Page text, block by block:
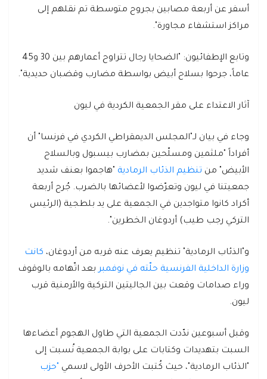
أسفر عن أربعة مصابين بجروح متوسطة تم نقلهم إلى
مراكز استشفاء مجاورة".
وتابع الإطفائيون: "الضحايا رجال تتراوح أعمارهم بين 30 و45
عاماً، جرحوا بسلاح أبيض بواسطة مضارب وقضبان حديدية".
آثار الاعتداء على مقر الجمعية الكردية في ليون
وجاء في بيان لـ"المجلس الديمقراطي الكردي في فرنسا" أن
أفراداً "ملثمين ومسلّحين بمضارب بيسبول وبالسلاح
الأبيض" من تنظيم الذئاب الرمادية "هاجموا بعنف شديد
جمعيتنا في ليون وتعرّضوا لأعضائها بالضرب. جُرح أربعة
أكراد كانوا متواجدين في الجمعية على يد بلطجية (الرئيس
التركي رجب طيب) أردوغان الخطرين".
و"الذئاب الرمادية" تنظيم يعرف عنه قربه من أردوغان، كانت
وزارة الداخلية الفرنسية حلّته في نوفمبربعد اتّهامه بالوقوف
وراء صدامات وقعت بين الجاليتين التركية والأرمنية قرب
ليون.
وقبل أسبوعين ندّدت الجمعية التي طاول الهجوم أعضاءها
السبت بتهديدات وكتابات على بوابة الجمعية نُسبت إلى
"الذئاب الرمادية"، حيث كُتبت الأحرف الأولى لاسمي "حزب